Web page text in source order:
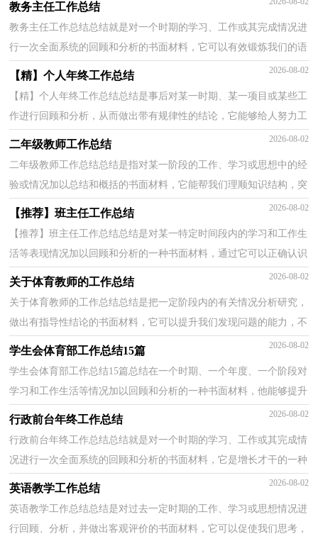
教务主任工作总结
教务主任工作总结总结就是对一个时期的学习、工作或其完成情况进
行一次全面系统的回顾和分析的书面材料，它可以有效锻炼我们的语
言组织能力，是时候写一份总结了。如何把总结做...
【精】个人年终工作总结 2026-08-02
【精】个人年终工作总结总结是事后对某一时期、某一项目或某些工
作进行回顾和分析，从而做出带有规律性的结论，它能够给人努力工
作的动力，我想我们需要写一份总结了吧。那么总结...
二年级教师工作总结 2026-08-02
二年级教师工作总结总结是指对某一阶段的工作、学习或思想中的经
验或情况加以总结和概括的书面材料，它能帮我们理顺知识结构，突
出重点，突破难点，让我们一起来学习写总结吧。那么...
【推荐】班主任工作总结 2026-08-02
【推荐】班主任工作总结总结是对某一特定时间段内的学习和工作生
活等表现情况加以回顾和分析的一种书面材料，通过它可以正确认识
以往学习和工作中的优缺点，是时候写一份总结了...
关于体育教师的工作总结 2026-08-02
关于体育教师的工作总结总结是把一定阶段内的有关情况分析研究，
做出有指导性结论的书面材料，它可以提升我们发现问题的能力，不
如立即行动起来写一份总结吧。那么总结有什么格式...
学生会体育部工作总结15篇 2026-08-02
学生会体育部工作总结15篇总结在一个时期、一个年度、一个阶段对
学习和工作生活等情况加以回顾和分析的一种书面材料，他能够提升
我们的书面表达能力，为此要我们写一份总结。总...
行政前台年终工作总结 2026-08-02
行政前台年终工作总结总结就是对一个时期的学习、工作或其完成情
况进行一次全面系统的回顾和分析的书面材料，它是增长才干的一种
好办法，为此我们要做好回顾，写好总结。那么我们...
英语教学工作总结 2026-08-02
英语教学工作总结总结是对过去一定时期的工作、学习或思想情况进
行回顾、分析，并做出客观评价的书面材料，它可以促使我们思考，